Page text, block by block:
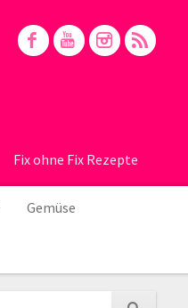
Fix ohne Fix Rezepte
Gemüse